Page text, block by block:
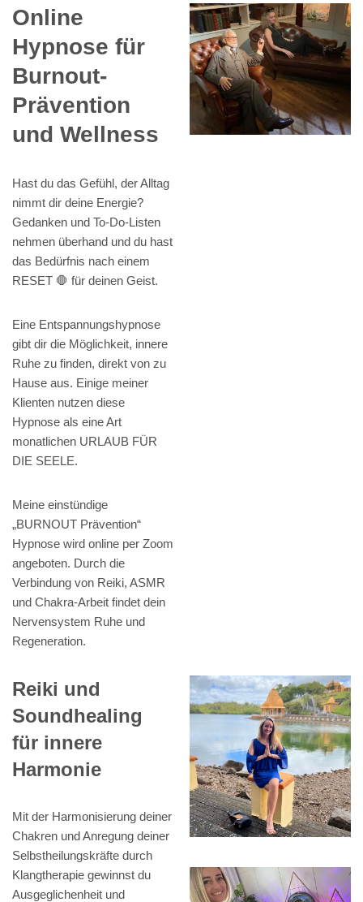
Online
Hypnose für
Burnout-
Prävention
und Wellness
Hast du das Gefühl, der Alltag
nimmt dir deine Energie?
Gedanken und To-Do-Listen
nehmen überhand und du hast
das Bedürfnis nach einem
RESET 🛑 für deinen Geist.
Eine Entspannungshypnose
gibt dir die Möglichkeit, innere
Ruhe zu finden, direkt von zu
Hause aus. Einige meiner
Klienten nutzen diese
Hypnose als eine Art
monatlichen URLAUB FÜR
DIE SEELE.
Meine einstündige
„BURNOUT Prävention“
Hypnose wird online per Zoom
angeboten. Durch die
Verbindung von Reiki, ASMR
und Chakra-Arbeit findet dein
Nervensystem Ruhe und
Regeneration.
Reiki und
Soundhealing
für innere
Harmonie
Mit der Harmonisierung deiner
Chakren und Anregung deiner
Selbstheilungskräfte durch
Klangtherapie gewinnst du
Ausgeglichenheit und